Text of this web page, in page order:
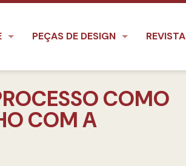
PEÇAS DE DESIGN REVISTA
COMO
COM A